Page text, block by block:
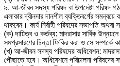
৯. আ-জীবন সদস্য পরিষদ বা উপদেষ্টা পরিষদ
এলাকার দ্বীনদার দানশীল ব্যক্তিবর্গের
থাকবেন। কার্য নির্বাহী পরিষদের সভাপতি
(ক) দায়িত্ব ও কর্তব্য: মাদরাসার সার্বিক
সমপ্রসারণের চিন্তা ফিকির করা ও সে সম্পর্কে
(খ) আ-জীবন সদস্য পরিষদের অধিবেশন:
পৌছাতে হবে। অধিবেশনে পরিচালনা পরিষদের